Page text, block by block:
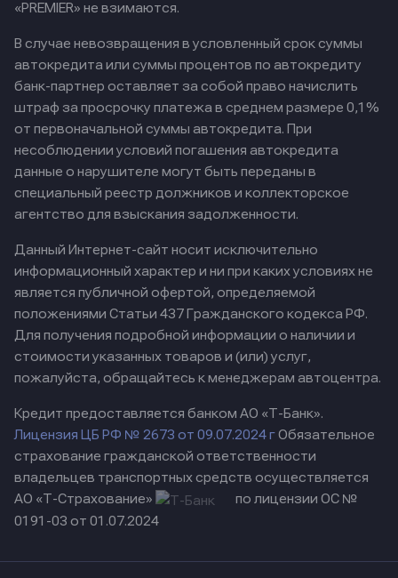
«PREMIER» не взимаются.
В случае невозвращения в условленный срок суммы
автокредита или суммы процентов по автокредиту
банк-партнер оставляет за собой право начислить
штраф за просрочку платежа в среднем размере 0,1%
от первоначальной суммы автокредита. При
несоблюдении условий погашения автокредита
данные о нарушителе могут быть переданы в
специальный реестр должников и коллекторское
агентство для взыскания задолженности.
Данный Интернет-сайт носит исключительно
информационный характер и ни при каких условиях не
является публичной офертой, определяемой
положениями Статьи 437 Гражданского кодекса РФ.
Для получения подробной информации о наличии и
стоимости указанных товаров и (или) услуг,
пожалуйста, обращайтесь к менеджерам автоцентра.
Кредит предоставляется банком АО «Т-Банк».
Лицензия ЦБ РФ № 2673 от 09.07.2024 гОбязательное
страхование гражданской ответственности
владельцев транспортных средств осуществляется
АО «Т-Страхование»
по лицензии ОС №
0191-03 от 01.07.2024